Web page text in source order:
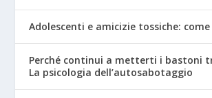
Adolescenti e amicizie tossiche:
Perché continui a metterti i bastoni
La psicologia dell’autosabotaggio